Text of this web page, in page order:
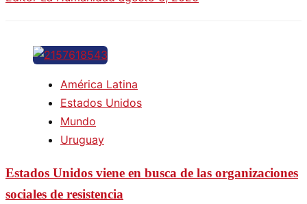
América Latina
Estados Unidos
Mundo
Uruguay
Estados Unidos viene en busca de las organizaciones
sociales de resistencia